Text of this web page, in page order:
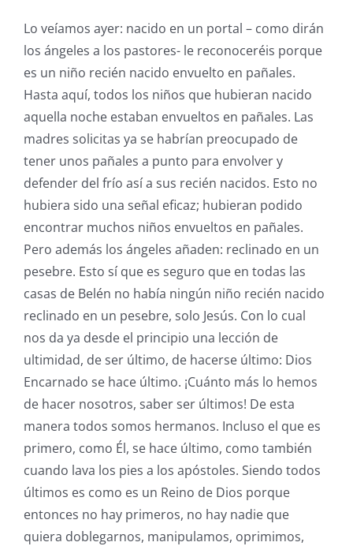
Lo veíamos ayer: nacido en un portal – como dirán
los ángeles a los pastores- le reconoceréis porque
es un niño recién nacido envuelto en pañales.
Hasta aquí, todos los niños que hubieran nacido
aquella noche estaban envueltos en pañales. Las
madres solicitas ya se habrían preocupado de
tener unos pañales a punto para envolver y
defender del frío así a sus recién nacidos. Esto no
hubiera sido una señal eficaz; hubieran podido
encontrar muchos niños envueltos en pañales.
Pero además los ángeles añaden: reclinado en un
pesebre. Esto sí que es seguro que en todas las
casas de Belén no había ningún niño recién nacido
reclinado en un pesebre, solo Jesús. Con lo cual
nos da ya desde el principio una lección de
ultimidad, de ser último, de hacerse último: Dios
Encarnado se hace último. ¡Cuánto más lo hemos
de hacer nosotros, saber ser últimos! De esta
manera todos somos hermanos. Incluso el que es
primero, como Él, se hace último, como también
cuando lava los pies a los apóstoles. Siendo todos
últimos es como es un Reino de Dios porque
entonces no hay primeros, no hay nadie que
quiera doblegarnos, manipulamos, oprimimos,